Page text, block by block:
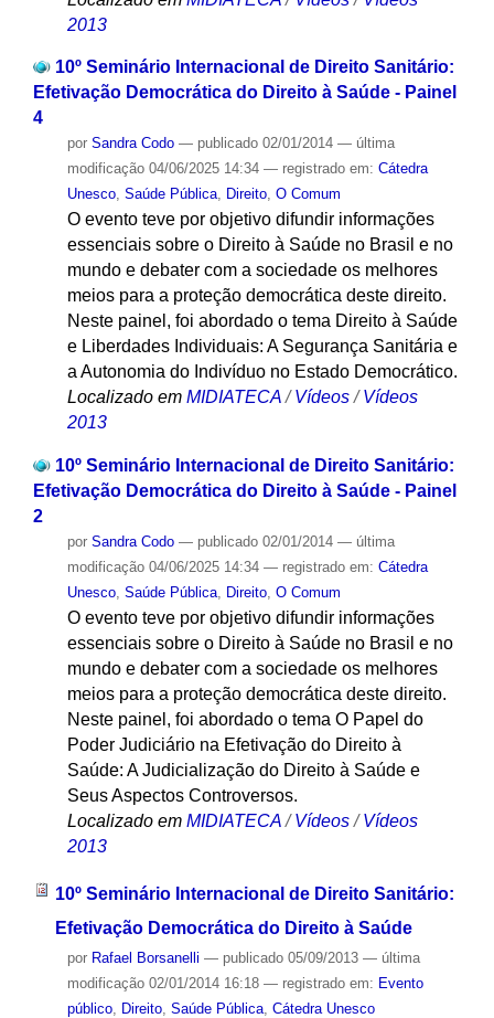
2013
10º Seminário Internacional de Direito Sanitário:
Efetivação Democrática do Direito à Saúde - Painel
4
por Sandra Codo — publicado02/01/2014 — última
modificação04/06/2025 14:34 — registrado em: Cátedra
Unesco, Saúde Pública, Direito, O Comum
O evento teve por objetivo difundir informações
essenciais sobre o Direito à Saúde no Brasil e no
mundo e debater com a sociedade os melhores
meios para a proteção democrática deste direito.
Neste painel, foi abordado o tema Direito à Saúde
e Liberdades Individuais: A Segurança Sanitária e
a Autonomia do Indivíduo no Estado Democrático.
Localizado em MIDIATECA / Vídeos / Vídeos
2013
10º Seminário Internacional de Direito Sanitário:
Efetivação Democrática do Direito à Saúde - Painel
2
por Sandra Codo — publicado02/01/2014 — última
modificação04/06/2025 14:34 — registrado em: Cátedra
Unesco, Saúde Pública, Direito, O Comum
O evento teve por objetivo difundir informações
essenciais sobre o Direito à Saúde no Brasil e no
mundo e debater com a sociedade os melhores
meios para a proteção democrática deste direito.
Neste painel, foi abordado o tema O Papel do
Poder Judiciário na Efetivação do Direito à
Saúde: A Judicialização do Direito à Saúde e
Seus Aspectos Controversos.
Localizado em MIDIATECA /Vídeos /Vídeos
2013
10º Seminário Internacional de Direito Sanitário:
Efetivação Democrática do Direito à Saúde
por Rafael Borsanelli — publicado05/09/2013 — última
modificação02/01/2014 16:18 — registrado em: Evento
público, Direito, Saúde Pública, Cátedra Unesco